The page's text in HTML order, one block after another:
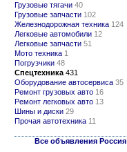
Грузовые тягачи 40
Грузовые запчасти 102
Железнодорожная техника 124
Легковые автомобили 12
Легковые запчасти 51
Мото техника 1
Погрузчики 48
Спецтехника 431
Оборудование автосервиса 35
Ремонт грузовых авто 16
Ремонт легковых авто 13
Шины и диски 29
Прочая автотехника 11
Все объявления Россия